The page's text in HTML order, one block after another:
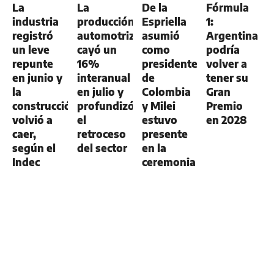
La
industria
registró
un leve
repunte
en junio y
la
construcción
volvió a
caer,
según el
Indec
La
producción
automotriz
cayó un
16%
interanual
en julio y
profundizó
el
retroceso
del sector
De la
Espriella
asumió
como
presidente
de
Colombia
y Milei
estuvo
presente
en la
ceremonia
Fórmula
1:
Argentina
podría
volver a
tener su
Gran
Premio
en 2028